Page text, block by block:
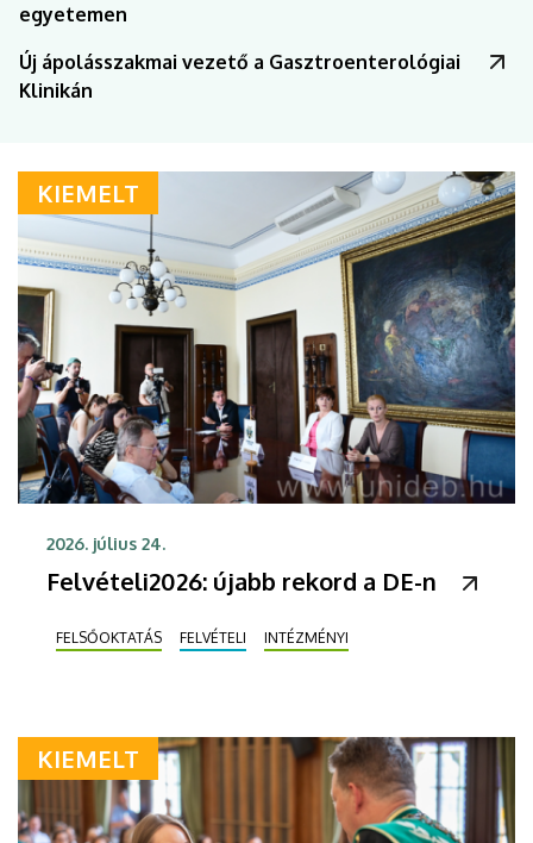
egyetemen
Új ápolásszakmai vezető a Gasztroenterológiai
Klinikán
KIEMELT
2026. július 24.
Felvételi2026: újabb rekord a DE-n
FELSŐOKTATÁS FELVÉTELI INTÉZMÉNYI
KIEMELT